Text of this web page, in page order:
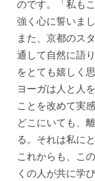
のです。「私も
強く心に誓いまし
また、京都のス
通して自然に語
をとても嬉しく
ヨーガは人と人
ことを改めて実
どこにいても、
る。それは私に
これからも、こ
くの人が共に学